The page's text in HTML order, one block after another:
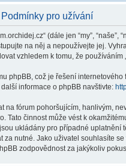
pro užívání
(dále jen “my”,
na něj a nepoužívejte jej.
vzhledem k tomu, že používáním
phpBB, což je řešení internetového
informace o phpBB navštivte:
na fórum pohoršujícím, hanlivým,
Tato činnost může vést k
ukládány pro případné uplatnění
za nutné. Jako uživatel souhlasíte
zodpovědnost za jakýkoliv